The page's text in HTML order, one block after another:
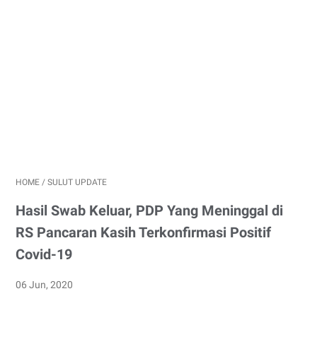
HOME / SULUT UPDATE
Hasil Swab Keluar, PDP Yang Meninggal di
RS Pancaran Kasih Terkonfirmasi Positif
Covid-19
06 Jun, 2020